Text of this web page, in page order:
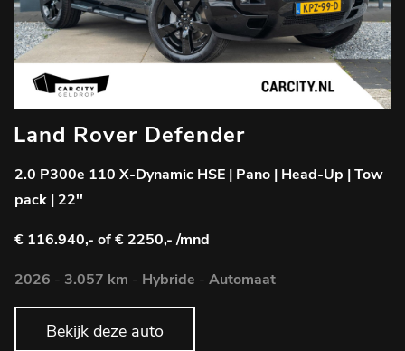
Land Rover Defender
2.0 P300e 110 X-Dynamic HSE | Pano | Head-Up | Tow
pack | 22''
€ 116.940,- of € 2250,- /mnd
2026 - 3.057 km - Hybride - Automaat
Bekijk deze auto